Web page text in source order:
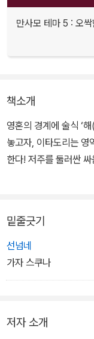
만사모 테마 5 : 오
책소개
영혼의 경계에 술식 ‘
놓고자, 이타도리는
한다! 저주를 둘러싼
밑줄긋기
선넘네
가자 스쿠나
저자 소개